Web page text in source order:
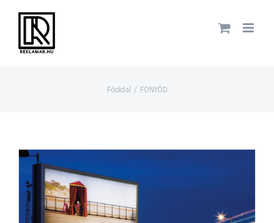
Főoldal / FONYÓD